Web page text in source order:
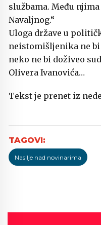
službama. Među
Navaljnog.“
Uloga države u
neistomišljenika ne bi
neko ne bi doživeo
Olivera Ivanovića…
Tekst je prenet iz
Nasilje nad novinarima